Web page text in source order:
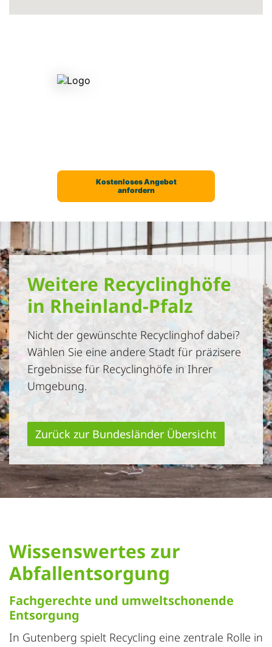
Weitere Recyclinghöfe
in Rheinland-Pfalz
Nicht der gewünschte Recyclinghof dabei?
Wählen Sie eine andere Stadt für präzisere
Ergebnisse für Recyclinghöfe in Ihrer
Umgebung.
Zurück zur Bundesländer Übersicht
Wissenswertes zur
Abfallentsorgung
Fachgerechte und umweltschonende
Entsorgung
In Gutenberg spielt Recycling eine zentrale Rolle in